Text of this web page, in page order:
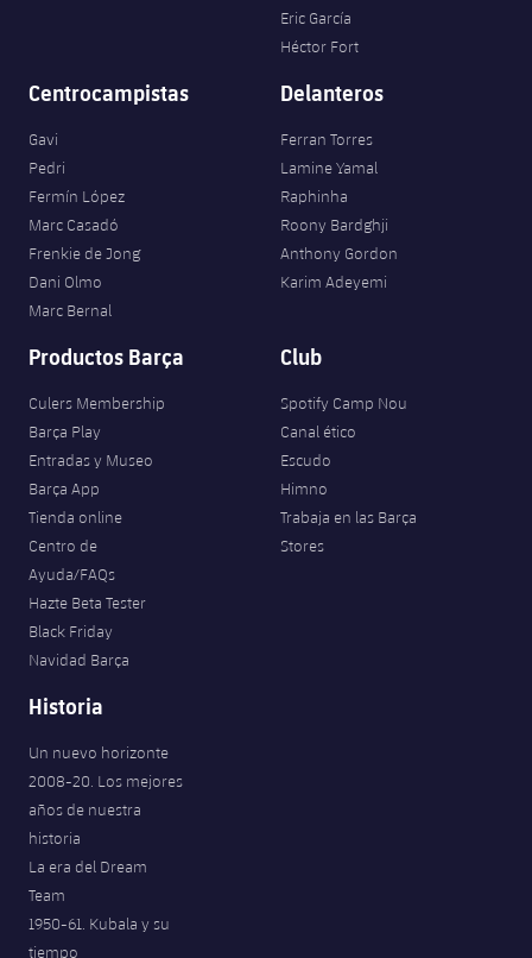
Eric García
Héctor Fort
Centrocampistas
Gavi
Pedri
Fermín López
Marc Casadó
Frenkie de Jong
Dani Olmo
Marc Bernal
Delanteros
Ferran Torres
Lamine Yamal
Raphinha
Roony Bardghji
Anthony Gordon
Karim Adeyemi
Productos Barça
Culers Membership
Barça Play
Entradas y Museo
Barça App
Tienda online
Centro de
Ayuda/FAQs
Hazte Beta Tester
Black Friday
Navidad Barça
Club
Spotify Camp Nou
Canal ético
Escudo
Himno
Trabaja en las Barça
Stores
Historia
Un nuevo horizonte
2008-20. Los mejores
años de nuestra
historia
La era del Dream
Team
1950-61. Kubala y su
tiempo